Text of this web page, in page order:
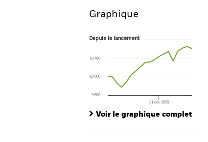
Graphique
Depuis le lancement
The chart has 1 X axis displaying Time.
The chart has 1 Y axis displaying values.
Depuis le lancement
31 déc 2025
9 600
10 000
10 400
Voir le graphique complet